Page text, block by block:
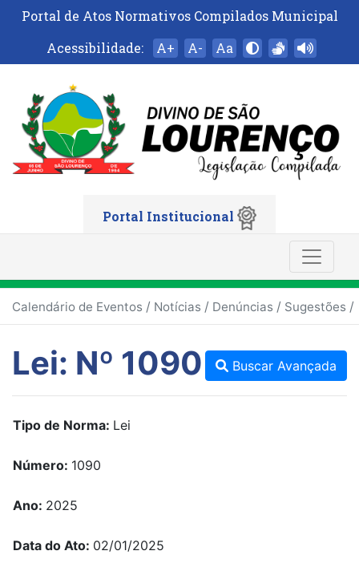
Portal de Atos Normativos Compilados Municipal
Acessibilidade:
A+ A- Aa
Portal Institucional
Calendário de Eventos / Notícias / Denúncias / Sugestões /
Lei: Nº 1090 Buscar Avançada
Tipo de Norma: Lei
Número: 1090
Ano: 2025
Data do Ato: 02/01/2025